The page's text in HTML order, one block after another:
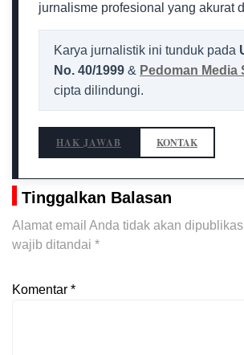
jurnalisme profesional yang akurat
Karya jurnalistik ini tunduk pada
No. 40/1999 & Pedoman Media
cipta dilindungi.
HAK JAWAB KONTAK
Tinggalkan Balasan
Alamat email Anda tidak akan
wajib ditandai *
Komentar *